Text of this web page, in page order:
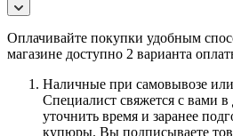
Оплачивайте покупки удобным
магазине доступно 2 варианта
Наличные при самовывозе или
Специалист свяжется с вами
уточнить время и заранее
купюры. Вы подписываете